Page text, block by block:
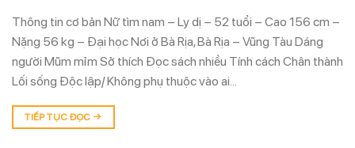
Thông tin cơ bản Nữ tìm nam – Ly dị – 52 tuổi – Cao 156 cm –
Nặng 56 kg – Đại học Nơi ở Bà Rịa, Bà Rịa – Vũng Tàu Dáng
người Mũm mỉm Sở thích Đọc sách nhiều Tính cách Chân thành
Lối sống Độc lập/ Không phụ thuộc vào ai…
TIẾP TỤC ĐỌC →